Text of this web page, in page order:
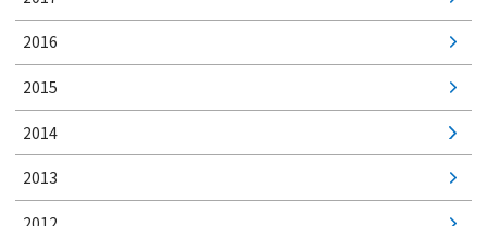
2016
2015
2014
2013